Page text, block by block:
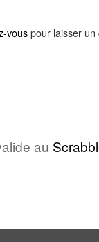
vouspour laisser
au